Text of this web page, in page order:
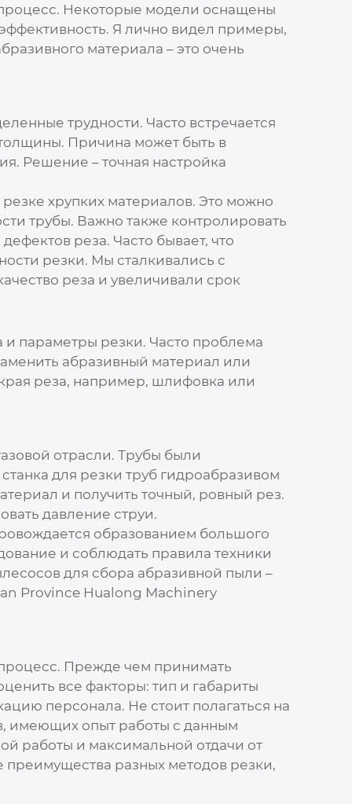
Некоторые модели оснащены
Я лично видел примеры,
материала – это очень
трудности. Часто встречается
Причина может быть в
Решение – точная настройка
хрупких материалов. Это можно
трубы. Важно также контролировать
реза. Часто бывает, что
резки. Мы сталкивались с
реза и увеличивали срок
параметры резки. Часто проблема
абразивный материал или
реза, например, шлифовка или
отрасли. Трубы были
станка для резки труб гидроабразивом
и получить точный, ровный рез.
давление струи.
образованием большого
и соблюдать правила техники
для сбора абразивной пыли –
Province Hualong Machinery
Прежде чем принимать
все факторы: тип и габариты
персонала. Не стоит полагаться на
имеющих опыт работы с данным
работы и максимальной отдачи от
преимущества разных методов резки,